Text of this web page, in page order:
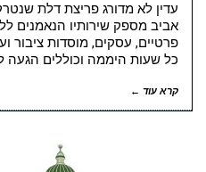
עדין לא מדורג פריצת דלת
אביב מספק שירותיו הנאמנים
פרטיים, עסקים, מוסדות ציבור
כל שעות היממה וכוללים הגעה
קרא עוד ←